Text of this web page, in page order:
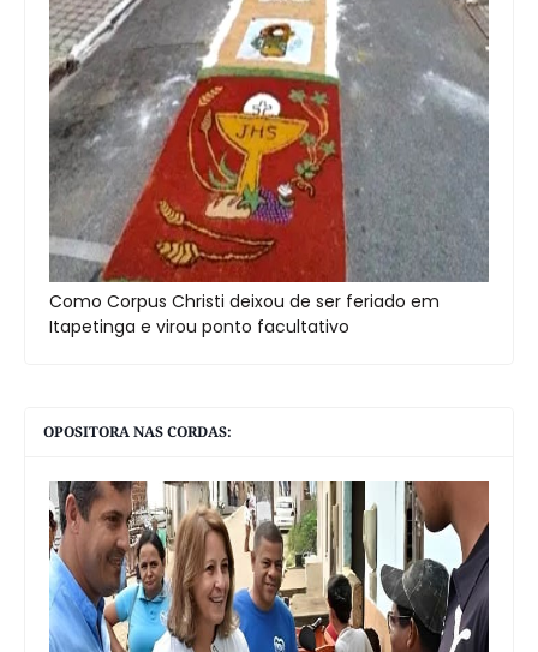
Como Corpus Christi deixou de ser feriado em
Itapetinga e virou ponto facultativo
OPOSITORA NAS CORDAS: